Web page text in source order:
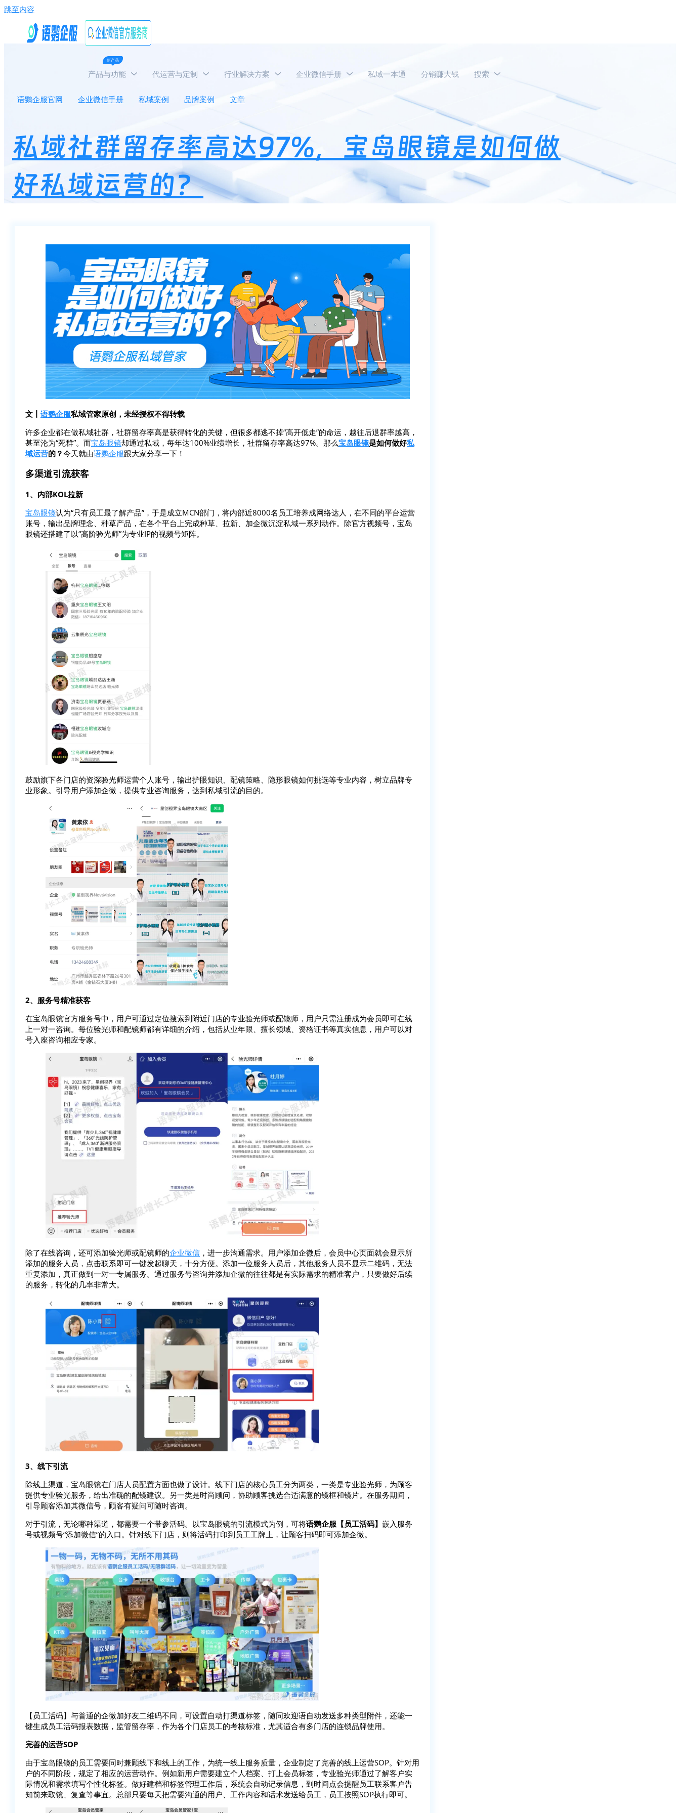
跳至内容
新产品
产品与功能 代运营与定制 行业解决方案 企业微信手册 私域一本通 分销赚大钱 搜索
语鹦企服官网 企业微信手册 私域案例 品牌案例 文章 私域社群留存率高达97%，宝岛眼镜是如何做好私域运营的？
私域社群留存率高达97%，宝岛眼镜是如何做
好私域运营的？
文丨 语鹦企服私域管家原创，未经授权不得转载
许多企业都在做私域社群，社群留存率高是获得转化的关键，但很多都逃不掉“高开低走”的命运，越往后退群率越高，
甚至沦为“死群”。而宝岛眼镜却通过私域，每年达100%业绩增长，社群留存率高达97%。那么宝岛眼镜是如何做好私
域运营的？今天就由语鹦企服跟大家分享一下！
多渠道引流获客
1、内部KOL拉新
宝岛眼镜认为“只有员工最了解产品”，于是成立MCN部门，将内部近8000名员工培养成网络达人，在不同的平台运营
账号，输出品牌理念、种草产品，在各个平台上完成种草、拉新、加企微沉淀私域一系列动作。除官方视频号，宝岛
眼镜还搭建了以“高阶验光师”为专业IP的视频号矩阵。
鼓励旗下各门店的资深验光师运营个人账号，输出护眼知识、配镜策略、隐形眼镜如何挑选等专业内容，树立品牌专
业形象。引导用户添加企微，提供专业咨询服务，达到私域引流的目的。
2、服务号精准获客
在宝岛眼镜官方服务号中，用户可通过定位搜索到附近门店的专业验光师或配镜师，用户只需注册成为会员即可在线
上一对一咨询。每位验光师和配镜师都有详细的介绍，包括从业年限、擅长领域、资格证书等真实信息，用户可以对
号入座咨询相应专家。
除了在线咨询，还可添加验光师或配镜师的企业微信 ，进一步沟通需求。用户添加企微后，会员中心页面就会显示所
添加的服务人员，点击联系即可一键发起聊天，十分方便。添加一位服务人员后，其他服务人员不显示二维码，无法
重复添加，真正做到一对一专属服务。通过服务号咨询并添加企微的往往都是有实际需求的精准客户，只要做好后续
的服务，转化的几率非常大。
3、线下引流
除线上渠道，宝岛眼镜在门店人员配置方面也做了设计。线下门店的核心员工分为两类，一类是专业验光师，为顾客
提供专业验光服务，给出准确的配镜建议。另一类是时尚顾问，协助顾客挑选合适满意的镜框和镜片。在服务期间，
引导顾客添加其微信号，顾客有疑问可随时咨询。
对于引流，无论哪种渠道，都需要一个带参活码。以宝岛眼镜的引流模式为例，可将语鹦企服【员工活码】 嵌入服务
号或视频号“添加微信”的入口。针对线下门店，则将活码打印到员工工牌上，让顾客扫码即可添加企微。
【员工活码】与普通的企微加好友二维码不同，可设置自动打渠道标签，随同欢迎语自动发送多种类型附件，还能一
键生成员工活码报表数据，监管留存率，作为各个门店员工的考核标准，尤其适合有多门店的连锁品牌使用。
完善的运营SOP
由于宝岛眼镜的员工需要同时兼顾线下和线上的工作，为统一线上服务质量，企业制定了完善的线上运营SOP。针对用
户的不同阶段，规定了相应的运营动作。例如新用户需要建立个人档案、打上会员标签，专业验光师通过了解客户实
际情况和需求填写个性化标签。做好建档和标签管理工作后，系统会自动记录信息，到时间点会提醒员工联系客户告
知前来取镜、复查等事宜。总部只要每天把需要沟通的用户、工作内容和话术发送给员工，员工按照SOP执行即可。